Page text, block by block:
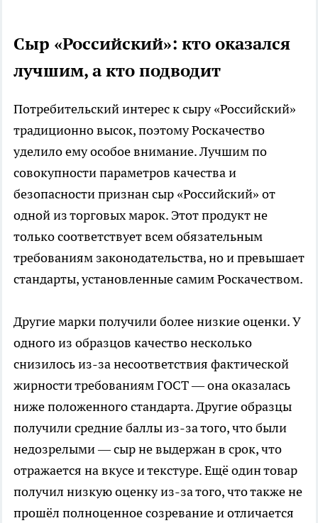
Сыр «Российский»: кто оказался
лучшим, а кто подводит
Потребительский интерес к сыру «Российский»
традиционно высок, поэтому Роскачество
уделило ему особое внимание. Лучшим по
совокупности параметров качества и
безопасности признан сыр «Российский» от
одной из торговых марок. Этот продукт не
только соответствует всем обязательным
требованиям законодательства, но и превышает
стандарты, установленные самим Роскачеством.
Другие марки получили более низкие оценки. У
одного из образцов качество несколько
снизилось из-за несоответствия фактической
жирности требованиям ГОСТ — она оказалась
ниже положенного стандарта. Другие образцы
получили средние баллы из-за того, что были
недозрелыми — сыр не выдержан в срок, что
отражается на вкусе и текстуре. Ещё один товар
получил низкую оценку из-за того, что также не
прошёл полноценное созревание и отличается